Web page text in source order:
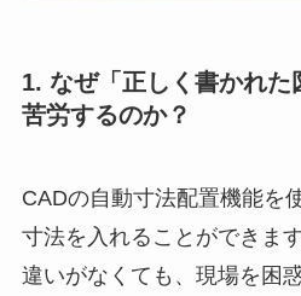
1. なぜ「正しく書かれた
苦労するのか？
CADの自動寸法配置機能を
寸法を入れることができま
違いがなくても、現場を困